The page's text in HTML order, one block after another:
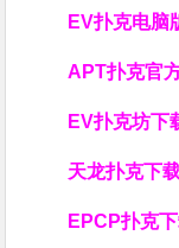
EV扑克电脑
APT扑克官
EV扑克坊下
天龙扑克下
EPCP扑克